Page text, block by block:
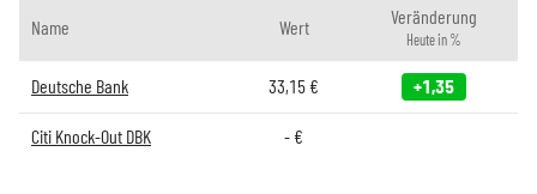
Name Wert Veränderung
Heute in %
Deutsche Bank 33,15 € +1,35
Citi Knock-Out DBK - €